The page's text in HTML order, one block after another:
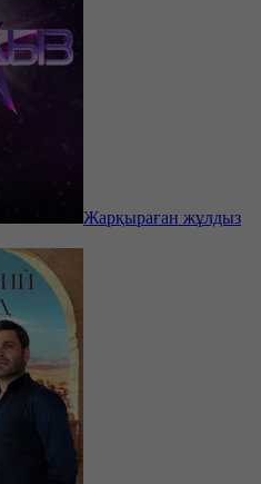
Жарқыраған жұлдыз